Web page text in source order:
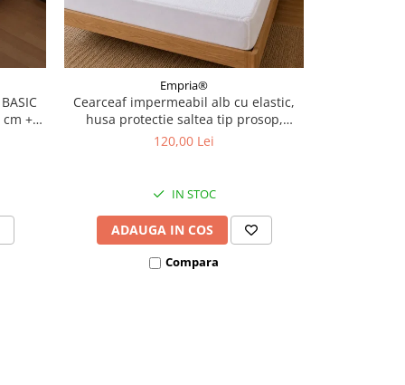
+
Empria®
Cearceaf impermeabil alb cu elastic,
husa protectie saltea tip prosop,
160x200x40 cm
120,00 Lei
IN STOC
ADAUGA IN COS
Compara